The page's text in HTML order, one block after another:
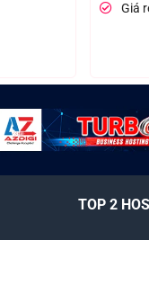
Giá
TOP 2